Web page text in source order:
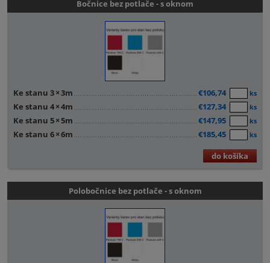
Bočnice bez potlače - s oknom
Ke stanu 3×3m €106,74 ks
Ke stanu 4×4m €127,34 ks
Ke stanu 5×5m €147,95 ks
Ke stanu 6×6m €185,45 ks
do košíka
Polobočnice bez potlače - s oknom